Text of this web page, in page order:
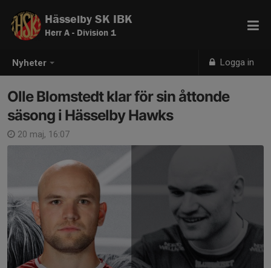
Nyheter Logga in
Hässelby SK IBK
Herr A - Division 1
Olle Blomstedt klar för sin åttonde
säsong i Hässelby Hawks
20 maj, 16:07